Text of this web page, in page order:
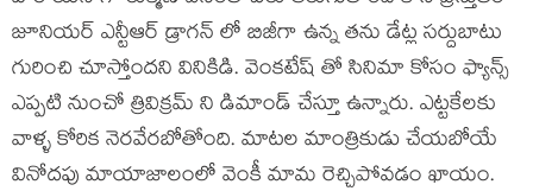
జూనియర్ ఎన్టీఆర్ డ్రాగన్ లో బిజీగా ఉన్న తను డేట్ల సర్దుబాటు
గురించి చూస్తోందని వినికిడి. వెంకటేష్ తో సినిమా కోసం ఫ్యాన్స్
ఎప్పటి నుంచో త్రివిక్రమ్ ని డిమాండ్ చేస్తూ ఉన్నారు. ఎట్టకేలకు
వాళ్ళ కోరిక నెరవేరబోతోంది. మాటల మాంత్రికుడు చేయబోయే
వినోదపు మాయాజాలంలో వెంకీ మామ రెచ్చిపోవడం ఖాయం.